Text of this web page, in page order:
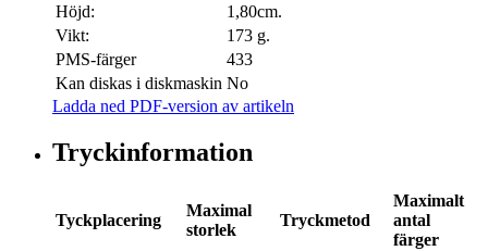
Höjd:
1,80cm.
Vikt:
173 g.
PMS-färger
433
Kan diskas i diskmaskin No
Ladda ned PDF-version av artikeln
Tryckinformation
Tyckplacering
Maximal
storlek
Tryckmetod
Maximalt
antal
färger